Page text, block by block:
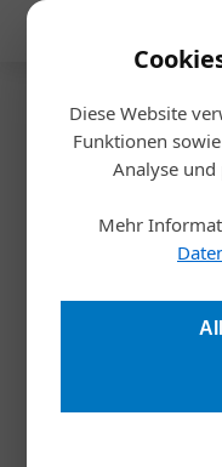
Diese Website
Funktionen
Analyse
Mehr
Trend
Redaktion
Österreicherinnen und
Österreich